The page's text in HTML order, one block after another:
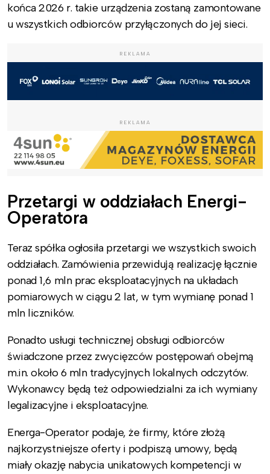
końca 2026 r. takie urządzenia zostaną zamontowane
u wszystkich odbiorców przyłączonych do jej sieci.
REKLAMA
REKLAMA
Przetargi w oddziałach Energi-
Operatora
Teraz spółka ogłosiła przetargi we wszystkich swoich
oddziałach. Zamówienia przewidują realizację łącznie
ponad 1,6 mln prac eksploatacyjnych na układach
pomiarowych w ciągu 2 lat, w tym wymianę ponad 1
mln liczników.
Ponadto usługi technicznej obsługi odbiorców
świadczone przez zwycięzców postępowań obejmą
m.in. około 6 mln tradycyjnych lokalnych odczytów.
Wykonawcy będą też odpowiedzialni za ich wymiany
legalizacyjne i eksploatacyjne.
Energa-Operator podaje, że firmy, które złożą
najkorzystniejsze oferty i podpiszą umowy, będą
miały okazję nabycia unikatowych kompetencji w